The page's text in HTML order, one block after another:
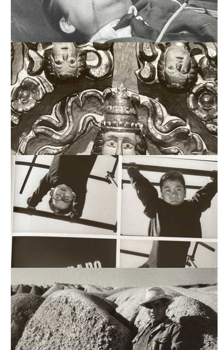
LA FÓRMULA SECRETA (MEDIOMETRAJE), TOMADA DE "LA
FÓRMULA SECRETA RUBÉN GÁMEZ", ALIAS EDITORIAL
LA FÓRMULA SECRETA (MEDIOMETRAJE), TOMADA DE "LA
FÓRMULA SECRETA RUBÉN GÁMEZ", ALIAS EDITORIAL